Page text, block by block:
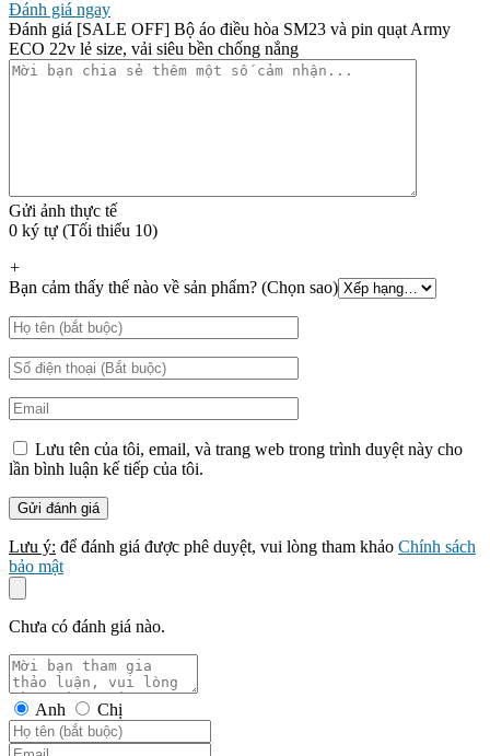
Đánh giá ngay
Đánh giá [SALE OFF] Bộ áo điều hòa SM23 và pin quạt Army
ECO 22v lẻ size, vải siêu bền chống nắng
Gửi ảnh thực tế
0 ký tự (Tối thiểu 10)
+
Bạn cảm thấy thế nào về sản phẩm? (Chọn sao)
Lưu tên của tôi, email, và trang web trong trình duyệt này cho
lần bình luận kế tiếp của tôi.
Lưu ý: để đánh giá được phê duyệt, vui lòng tham khảo Chính sách
bảo mật
Chưa có đánh giá nào.
Anh Chị